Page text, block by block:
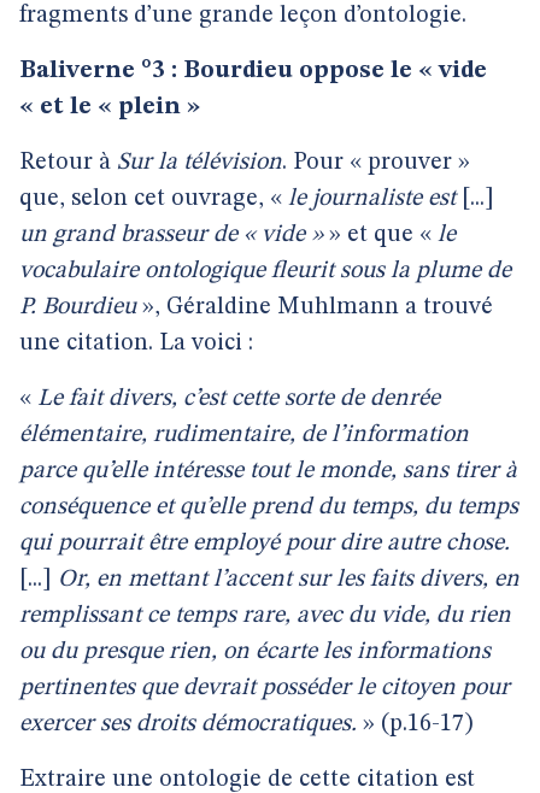
fragments d’une grande leçon d’ontologie.
Baliverne °3 : Bourdieu oppose le « vide
« et le « plein »
Retour à Sur la télévision. Pour « prouver »
que, selon cet ouvrage, « le journaliste est[...]
un grand brasseur de « vide »» et que « le
vocabulaire ontologique fleurit sous la plume de
P. Bourdieu», Géraldine Muhlmann a trouvé
une citation. La voici :
« Le fait divers, c’est cette sorte de denrée
élémentaire, rudimentaire, de l’information
parce qu’elle intéresse tout le monde, sans tirer à
conséquence et qu’elle prend du temps, du temps
qui pourrait être employé pour dire autre chose.
[...] Or, en mettant l’accent sur les faits divers, en
remplissant ce temps rare, avec du vide, du rien
ou du presque rien, on écarte les informations
pertinentes que devrait posséder le citoyen pour
exercer ses droits démocratiques. » (p.16-17)
Extraire une ontologie de cette citation est